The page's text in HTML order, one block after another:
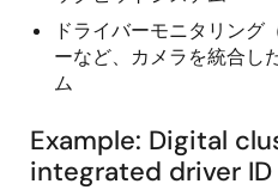
ドライバーモニタリング
ーなど、カメラを統合し
ム
Example: Digital
integrated driver ID